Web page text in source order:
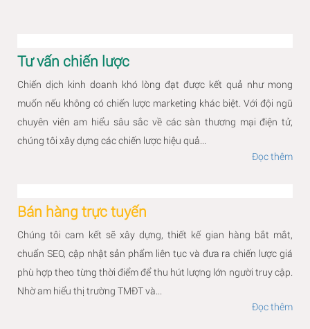
Tư vấn chiến lược
Chiến dịch kinh doanh khó lòng đạt được kết quả như mong
muốn nếu không có chiến lược marketing khác biệt. Với đội ngũ
chuyên viên am hiểu sâu sắc về các sàn thương mại điện tử,
chúng tôi xây dựng các chiến lược hiệu quả...
Đọc thêm
Bán hàng trực tuyến
Chúng tôi cam kết sẽ xây dựng, thiết kế gian hàng bắt mắt,
chuẩn SEO, cập nhật sản phẩm liên tục và đưa ra chiến lược giá
phù hợp theo từng thời điểm để thu hút lượng lớn người truy cập.
Nhờ am hiểu thị trường TMĐT và...
Đọc thêm